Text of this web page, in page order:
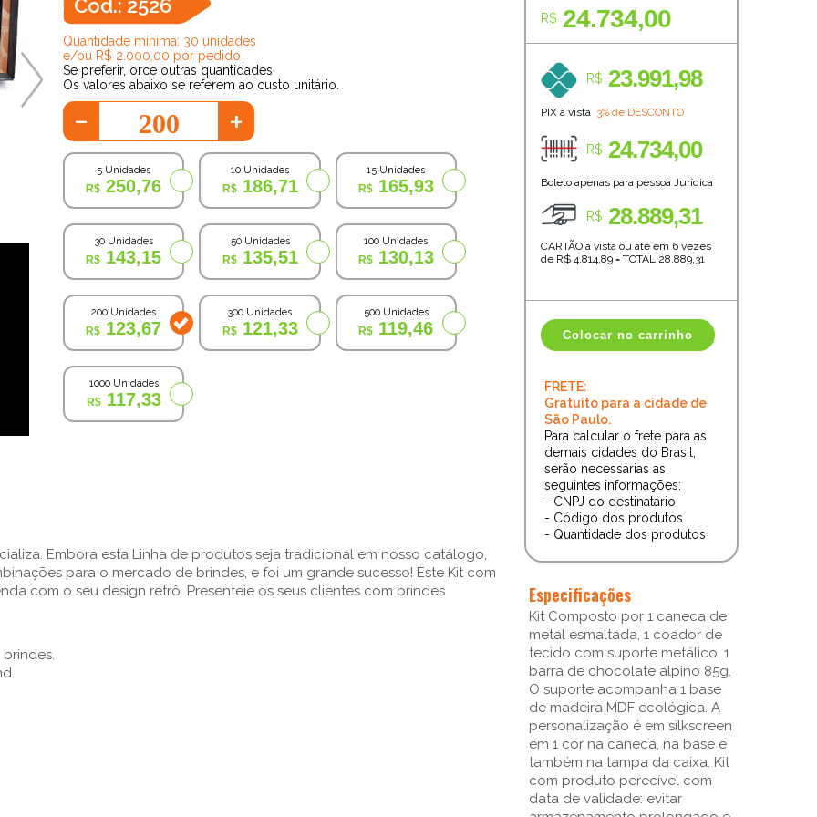
Cod.: 2526
Quantidade mínima: 30 unidades
e/ou R$ 2.000,00 por pedido
Se preferir, orce outras quantidades
Os valores abaixo se referem ao custo unitário.
- +
5 Unidades
250,76
10 Unidades
186,71
15 Unidades
165,93
30 Unidades
143,15
50 Unidades
135,51
100 Unidades
130,13
200 Unidades
123,67
300 Unidades
121,33
500 Unidades
119,46
1000 Unidades
117,33
Embora esta Linha de produtos seja tradicional em nosso catálogo,
para o mercado de brindes, e foi um grande sucesso! Este Kit com
com o seu design retrô. Presenteie os seus clientes com brindes
R$ 24.734,00
R$ 23.991,98
PIX à vista 3% de DESCONTO
R$ 24.734,00
Boleto apenas para pessoa Jurídica
R$ 28.889,31
CARTÃO à vista ou até em 6 vezes
de R$4.814,89 =TOTAL 28.889,31
Colocar no carrinho
FRETE:
Gratuito para a cidade de
São Paulo.
Para calcular o frete para as
demais cidades do Brasil,
serão necessárias as
seguintes informações:
- CNPJ do destinatário
- Código dos produtos
- Quantidade dos produtos
Especificações
Kit Composto por 1 caneca de
metal esmaltada, 1 coador de
tecido com suporte metálico, 1
barra de chocolate alpino 85g.
O suporte acompanha 1 base
de madeira MDF ecológica. A
personalização é em silkscreen
em 1 cor na caneca, na base e
também na tampa da caixa. Kit
com produto perecível com
data de validade: evitar